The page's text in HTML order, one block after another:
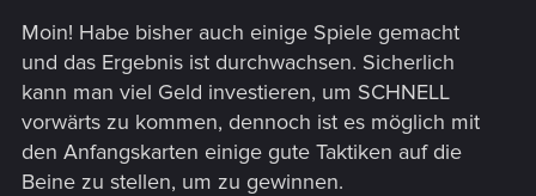
Moin! Habe bisher auch einige Spiele gemacht
und das Ergebnis ist durchwachsen. Sicherlich
kann man viel Geld investieren, um SCHNELL
vorwärts zu kommen, dennoch ist es möglich mit
den Anfangskarten einige gute Taktiken auf die
Beine zu stellen, um zu gewinnen.